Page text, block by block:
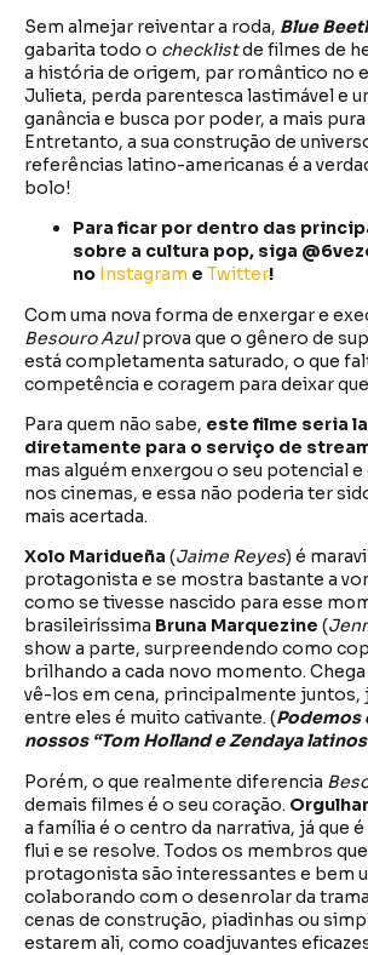
Sem almejar reiventar a roda, Blue
gabarita todo o checklistde filmes de
a história de origem, par romântico no
Julieta, perda parentesca lastimável e
ganância e busca por poder, a mais
Entretanto, a sua construção de
referências latino-americanas é a
bolo!
Para ficar por dentro das
sobre a cultura pop, siga
no Instagram e Twitter!
Com uma nova forma de enxergar e
Besouro Azulprova que o gênero de
está completamenta saturado, o que
competência e coragem para deixar
Para quem não sabe, este filme seria
diretamente para o serviço de
mas alguém enxergou o seu potencial
nos cinemas, e essa não poderia ter
mais acertada.
Xolo Maridueña (Jaime Reyes) é
protagonista e se mostra bastante a
como se tivesse nascido para esse
brasileiríssima Bruna Marquezine (
show a parte, surpreendendo como
brilhando a cada novo momento.
vê-los em cena, principalmente juntos,
entre eles é muito cativante. (Podemos
nossos “Tom Holland e Zendaya
Porém, o que realmente diferencia
demais filmes é o seu coração.
a família é o centro da narrativa, já que
flui e se resolve. Todos os membros
protagonista são interessantes e bem
colaborando com o desenrolar da
cenas de construção, piadinhas ou
estarem ali, como coadjuvantes